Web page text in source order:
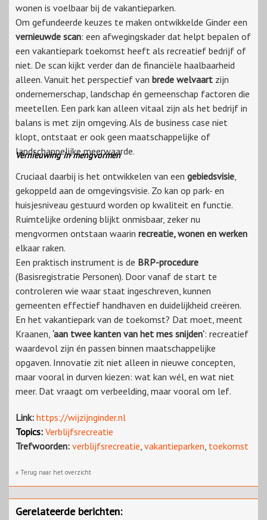
wonen is voelbaar bij de vakantieparken.
Om gefundeerde keuzes te maken ontwikkelde Ginder een
vernieuwde scan: een afwegingskader dat helpt bepalen of
een vakantiepark toekomst heeft als recreatief bedrijf of
niet. De scan kijkt verder dan de financiële haalbaarheid
alleen. Vanuit het perspectief van brede welvaart zijn
ondernemerschap, landschap én gemeenschap factoren die
meetellen. Een park kan alleen vitaal zijn als het bedrijf in
balans is met zijn omgeving. Als de business case niet
klopt, ontstaat er ook geen maatschappelijke of
landschappelijke meerwaarde.
Vernieuwing in mengvormen
Cruciaal daarbij is het ontwikkelen van een gebiedsvisie
gekoppeld aan de omgevingsvisie. Zo kan op park- en
huisjesniveau gestuurd worden op kwaliteit en functie.
Ruimtelijke ordening blijkt onmisbaar, zeker nu
mengvormen ontstaan waarin recreatie, wonen en werken
elkaar raken.
Een praktisch instrument is de BRP-procedure
(Basisregistratie Personen). Door vanaf de start te
controleren wie waar staat ingeschreven, kunnen
gemeenten effectief handhaven en duidelijkheid creëren.
En het vakantiepark van de toekomst? Dat moet, meent
Kraanen, ‘aan twee kanten van het mes snijden’: recreatief
waardevol zijn én passen binnen maatschappelijke
opgaven. Innovatie zit niet alleen in nieuwe concepten,
maar vooral in durven kiezen: wat kan wél, en wat niet
meer. Dat vraagt om verbeelding, maar vooral om lef.
Link: https://wijzijnginder.nl
Topics: Verblijfsrecreatie
Trefwoorden: verblijfsrecreatie vakantieparken toekomst
« Terug naar het overzicht
Gerelateerde berichten: